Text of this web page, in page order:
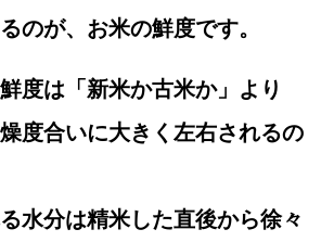
のが、お米の鮮度です。
度は「新米か古米か」より
度合いに大きく左右されるの
水分は精米した直後から徐々